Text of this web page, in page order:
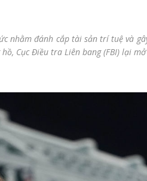
nhằm đánh cắp tài sản trí tuệ và
Cục Điều tra Liên bang (FBI) lại